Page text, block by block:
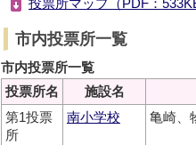
投票所マップ（PDF：
市内投票所一覧
市内投票所一覧
投票所名
施設名
第1投票
所
南小学校 亀崎、